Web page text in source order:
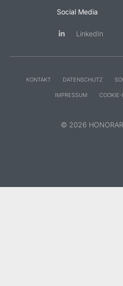
Social Media
LinkedIn
KONTAKT DATENSCHUTZ
IMPRESSUM
© 2026